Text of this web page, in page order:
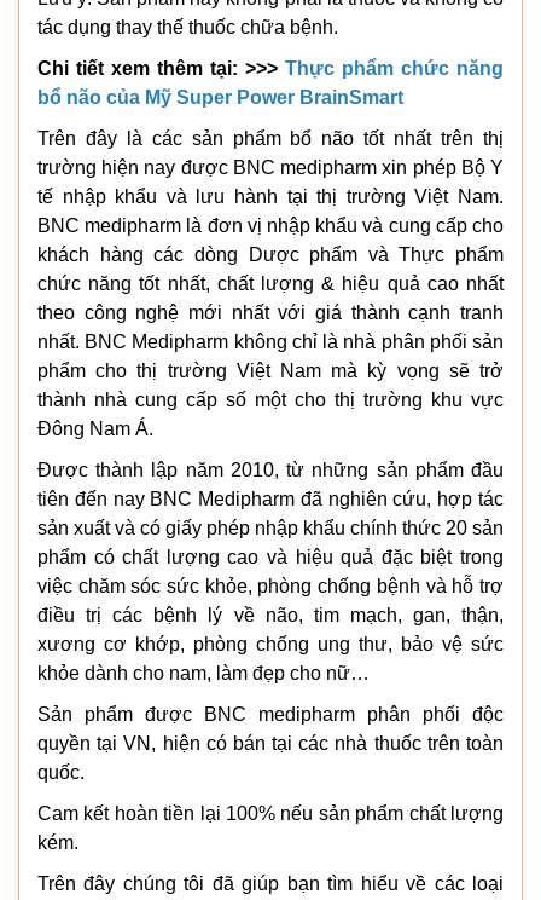
tác dụng thay thế thuốc chữa bệnh.
Chi tiết xem thêm tại: >>> Thực phẩm chức năng
bổ não của Mỹ Super Power BrainSmart
Trên đây là các sản phẩm bổ não tốt nhất trên thị
trường hiện nay được BNC medipharm xin phép Bộ Y
tế nhập khẩu và lưu hành tại thị trường Việt Nam.
BNC medipharm là đơn vị nhập khẩu và cung cấp cho
khách hàng các dòng Dược phẩm và Thực phẩm
chức năng tốt nhất, chất lượng & hiệu quả cao nhất
theo công nghệ mới nhất với giá thành cạnh tranh
nhất. BNC Medipharm không chỉ là nhà phân phối sản
phẩm cho thị trường Việt Nam mà kỳ vọng sẽ trở
thành nhà cung cấp số một cho thị trường khu vực
Đông Nam Á.
Được thành lập năm 2010, từ những sản phẩm đầu
tiên đến nay BNC Medipharm đã nghiên cứu, hợp tác
sản xuất và có giấy phép nhập khẩu chính thức 20 sản
phẩm có chất lượng cao và hiệu quả đặc biệt trong
việc chăm sóc sức khỏe, phòng chống bệnh và hỗ trợ
điều trị các bệnh lý về não, tim mạch, gan, thận,
xương cơ khớp, phòng chống ung thư, bảo vệ sức
khỏe dành cho nam, làm đẹp cho nữ…
Sản phẩm được BNC medipharm phân phối độc
quyền tại VN, hiện có bán tại các nhà thuốc trên toàn
quốc.
Cam kết hoàn tiền lại 100% nếu sản phẩm chất lượng
kém.
Trên đây chúng tôi đã giúp bạn tìm hiểu về các loại